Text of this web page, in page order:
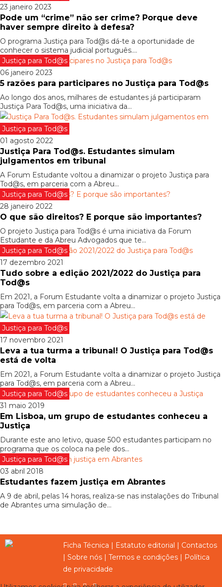
23 janeiro 2023
Pode um “crime” não ser crime? Porque deve
haver sempre direito à defesa?
O programa Justiça para Tod@s dá-te a oportunidade de
conhecer o sistema judicial português....
Justiça para Tod@s
06 janeiro 2023
5 razões para participares no Justiça para Tod@s
Ao longo dos anos, milhares de estudantes já participaram
Justiça Para Tod@s, uma iniciativa da...
Justiça para Tod@s
01 agosto 2022
Justiça Para Tod@s. Estudantes simulam
julgamentos em tribunal
A Forum Estudante voltou a dinamizar o projeto Justiça para
Tod@s, em parceria com a Abreu...
Justiça para Tod@s
28 janeiro 2022
O que são direitos? E porque são importantes?
O projeto Justiça para Tod@s é uma iniciativa da Forum
Estudante e da Abreu Advogados que te...
Justiça para Tod@s
17 dezembro 2021
Tudo sobre a edição 2021/2022 do Justiça para
Tod@s
Em 2021, a Forum Estudante volta a dinamizar o projeto Justiça
para Tod@s, em parceria com a Abreu...
Justiça para Tod@s
17 novembro 2021
Leva a tua turma a tribunal! O Justiça para Tod@s
está de volta
Em 2021, a Forum Estudante volta a dinamizar o projeto Justiça
para Tod@s, em parceria com a Abreu...
Justiça para Tod@s
31 maio 2019
Em Lisboa, um grupo de estudantes conheceu a
Justiça
Durante este ano letivo, quase 500 estudantes participam no
programa que os coloca na pele dos...
Justiça para Tod@s
03 abril 2018
Estudantes fazem justiça em Abrantes
A 9 de abril, pelas 14 horas, realiza-se nas instalações do Tribunal
de Abrantes uma simulação de...
Ficha Técnica | Estatuto editorial | Contactos
| Sobre nós | Termos e condições | Política
de privacidade